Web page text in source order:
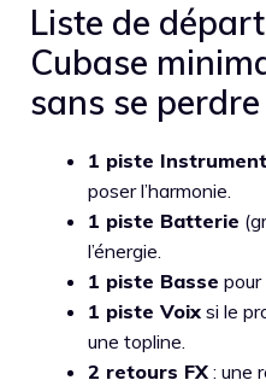
Liste de
Cubase
sans se perdre
1 piste
poser l’harmonie.
1 piste Batterie
l’énergie.
1 piste Basse
1 piste Voix si le
une topline.
2 retours FX : une